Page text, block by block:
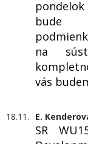
pondelok
bude
na
vás
18.11. E.
SR